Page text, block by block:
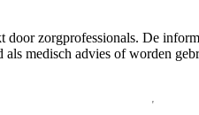
door zorgprofessionals. De
medisch advies of worden